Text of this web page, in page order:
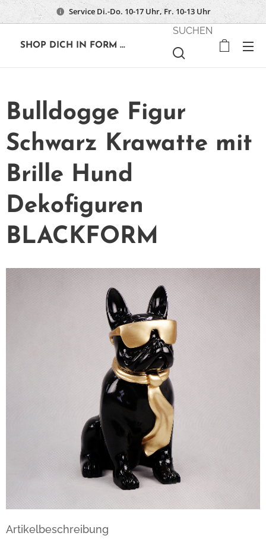
Service Di.-Do. 10-17 Uhr, Fr. 10-13 Uhr
SHOP DICH IN FORM ...
SUCHEN
Bulldogge Figur
Schwarz Krawatte mit
Brille Hund
Dekofiguren
BLACKFORM
Artikelbeschreibung